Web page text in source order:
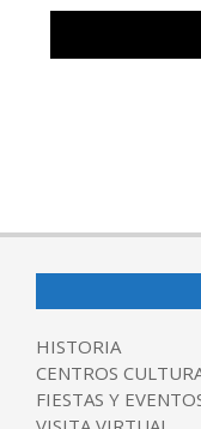
HISTORIA
CENTROS
FIESTAS Y